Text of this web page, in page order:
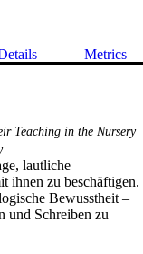
Metrics
Teaching in the Nursery
lautliche
ihnen zu beschäftigen.
Bewusstheit –
und Schreiben zu